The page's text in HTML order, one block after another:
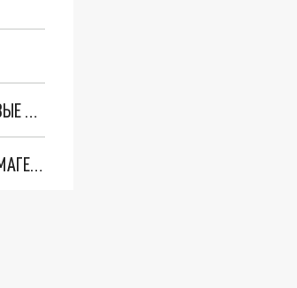
"ОЧЕНЬ ПЛОХИЕ НОВОСТИ": БОЛЬШАЯ ОШИБКА PALANTIR В РОССИИ. СТРАНЫ НАТО ВПЕРВЫЕ ЗА СВО ОСТАНОВИЛИ ПОСТАВКИ ОРУЖИЯ. ВСУ ТЕРЯЮТ ПРИГРАНИЧЬЕ?
ТРИ ГЛАВНЫХ ИНСАЙДА ОБ СВО. ОТМЕНА МОБИЛИЗАЦИИ И ВОЗВРАЩЕНИЕ "ГЕНЕРАЛА АРМАГЕДДОНА"? ОТЛИЧНЫЕ НОВОСТИ, КОТОРЫЕ ЖДАЛИ ВСЕ